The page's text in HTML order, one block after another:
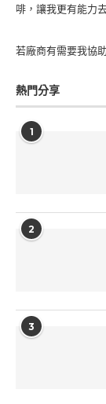
啡，讓我更有能力
若廠商有需要我協
熱門分享
1
2
3